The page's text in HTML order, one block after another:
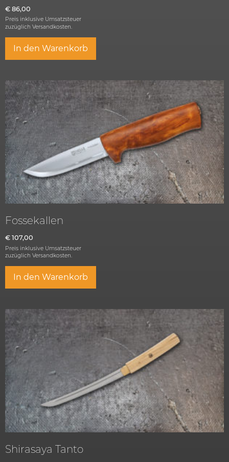
€ 86,00
Preis inklusive Umsatzsteuer
zuzüglich Versandkosten.
In den Warenkorb
Fossekallen
€ 107,00
Preis inklusive Umsatzsteuer
zuzüglich Versandkosten.
In den Warenkorb
Shirasaya Tanto